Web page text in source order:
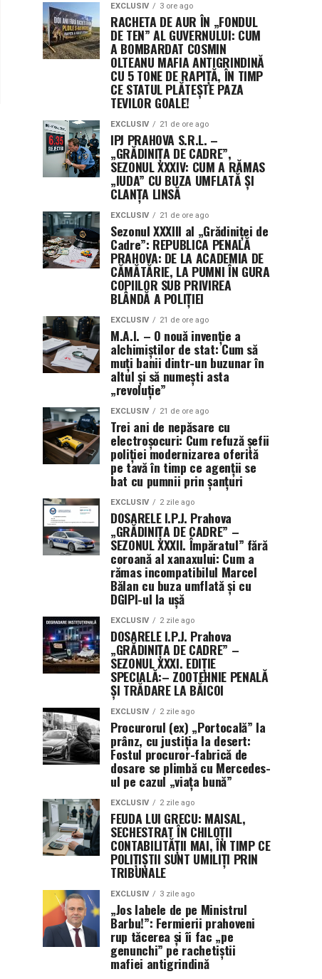
EXCLUSIV 3 ore ago
RACHETA DE AUR ÎN „FONDUL
DE TEN” AL GUVERNULUI: CUM
A BOMBARDAT COSMIN
OLTEANU MAFIA ANTIGRINDINĂ
CU 5 TONE DE RAPIȚĂ, ÎN TIMP
CE STATUL PLĂTEȘTE PAZA
TEVILOR GOALE!
EXCLUSIV 21 de ore ago
IPJ PRAHOVA S.R.L. –
„GRĂDINIȚA DE CADRE”,
SEZONUL XXXIV: CUM A RĂMAS
„IUDA” CU BUZA UMFLATĂ ȘI
CLANȚA LINSĂ
EXCLUSIV 21 de ore ago
Sezonul XXXIII al „Grădiniței de
Cadre”: REPUBLICA PENALĂ
PRAHOVA: DE LA ACADEMIA DE
CĂMĂTĂRIE, LA PUMNI ÎN GURA
COPIILOR SUB PRIVIREA
BLÂNDĂ A POLIȚIEI
EXCLUSIV 21 de ore ago
M.A.I. – O nouă invenție a
alchimiștilor de stat: Cum să
muți banii dintr-un buzunar în
altul și să numești asta
„revoluție”
EXCLUSIV 21 de ore ago
Trei ani de nepăsare cu
electroșocuri: Cum refuză șefii
poliției modernizarea oferită
pe tavă în timp ce agenții se
bat cu pumnii prin șanțuri
EXCLUSIV 2 zile ago
DOSARELE I.P.J. Prahova
„GRĂDINIȚA DE CADRE” –
SEZONUL XXXII. Împăratul” fără
coroană al xanaxului: Cum a
rămas incompatibilul Marcel
Bălan cu buza umflată și cu
DGIPI-ul la ușă
EXCLUSIV 2 zile ago
DOSARELE I.P.J. Prahova
„GRĂDINIȚA DE CADRE” –
SEZONUL XXXI. EDIȚIE
SPECIALĂ:– ZOOTEHNIE PENALĂ
ȘI TRĂDARE LA BĂICOI
EXCLUSIV 2 zile ago
Procurorul (ex) „Portocală” la
prânz, cu justiția la desert:
Fostul procuror-fabrică de
dosare se plimbă cu Mercedes-
ul pe cazul „viața bună”
EXCLUSIV 2 zile ago
FEUDA LUI GRECU: MAISAL,
SECHESTRAT ÎN CHILOȚII
CONTABILITĂȚII MAI, ÎN TIMP CE
POLIȚIȘTII SUNT UMILIȚI PRIN
TRIBUNALE
EXCLUSIV 3 zile ago
„Jos labele de pe Ministrul
Barbu!”: Fermierii prahoveni
rup tăcerea și îi fac „pe
genunchi” pe rachetiștii
mafiei antigrindină